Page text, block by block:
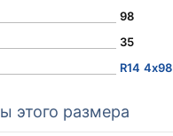
98
35
R14 4x98
этого размера